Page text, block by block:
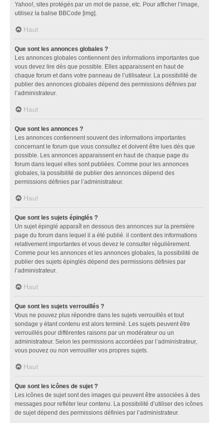
Yahoo!, sites protégés par un mot de passe, etc. Pour afficher l’image,
utilisez la balise BBCode [img].
Haut
Que sont les annonces globales ?
Les annonces globales contiennent des informations importantes que
vous devez lire dès que possible. Elles apparaissent en haut de
chaque forum et dans votre panneau de l’utilisateur. La possibilité de
publier des annonces globales dépend des permissions définies par
l’administrateur.
Haut
Que sont les annonces ?
Les annonces contiennent souvent des informations importantes
concernant le forum que vous consultez et doivent être lues dès que
possible. Les annonces apparaissent en haut de chaque page du
forum dans lequel elles sont publiées. Comme pour les annonces
globales, la possibilité de publier des annonces dépend des
permissions définies par l’administrateur.
Haut
Que sont les sujets épinglés ?
Un sujet épinglé apparaît en dessous des annonces sur la première
page du forum dans lequel il a été publié. il contient des informations
relativement importantes et vous devez le consulter régulièrement.
Comme pour les annonces et les annonces globales, la possibilité de
publier des sujets épinglés dépend des permissions définies par
l’administrateur.
Haut
Que sont les sujets verrouillés ?
Vous ne pouvez plus répondre dans les sujets verrouillés et tout
sondage y étant contenu est alors terminé. Les sujets peuvent être
verrouillés pour différentes raisons par un modérateur ou un
administrateur. Selon les permissions accordées par l’administrateur,
vous pouvez ou non verrouiller vos propres sujets.
Haut
Que sont les icônes de sujet ?
Les icônes de sujet sont des images qui peuvent être associées à des
messages pour refléter leur contenu. La possibilité d’utiliser des icônes
de sujet dépend des permissions définies par l’administrateur.